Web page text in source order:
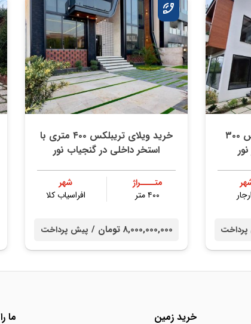
خرید ویلای مدرن دوبلکس ۳۰۰
خرید ویلای تریبلکس ۴۰۰ متری با
استخر داخلی در گنجیاب نور
متــــراژ
۴۰۰ متر
شهر
افراسیاب کلا
8,000,000,000 تومان / پیش پرداخت
خرید زمین ما